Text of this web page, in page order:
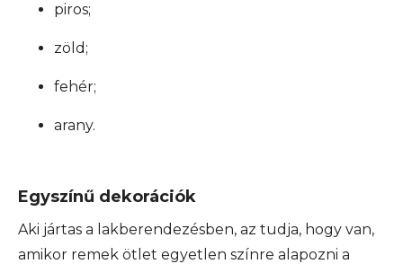
piros;
zöld;
fehér;
arany.
Egyszínű dekorációk
Aki jártas a lakberendezésben, az tudja, hogy van,
amikor remek ötlet egyetlen színre alapozni a